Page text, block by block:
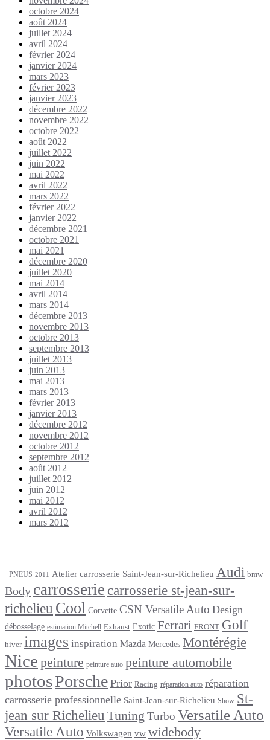
octobre 2024
août 2024
juillet 2024
avril 2024
février 2024
janvier 2024
mars 2023
février 2023
janvier 2023
décembre 2022
novembre 2022
octobre 2022
août 2022
juillet 2022
juin 2022
mai 2022
avril 2022
mars 2022
février 2022
janvier 2022
décembre 2021
octobre 2021
mai 2021
décembre 2020
juillet 2020
mai 2014
avril 2014
mars 2014
décembre 2013
novembre 2013
octobre 2013
septembre 2013
juillet 2013
juin 2013
mai 2013
mars 2013
février 2013
janvier 2013
décembre 2012
novembre 2012
octobre 2012
septembre 2012
août 2012
juillet 2012
juin 2012
mai 2012
avril 2012
mars 2012
+PNEUS 2011 Atelier carrosserie Saint-Jean-sur-Richelieu Audi bmw
Body carrosserie carrosserie st-jean-sur-
richelieu Cool Corvette CSN Versatile Auto Design
débosselage estimation Mitchell Exhaust Exotic Ferrari FRONT Golf
hiver images inspiration Mazda Mercedes Montérégie
Nice peinture peinture auto peinture automobile
photosPorsche Prior Racing réparation auto réparation
carrosserie professionnelle Saint-Jean-sur-Richelieu Show St-
jean sur Richelieu Tuning Turbo Versatile Auto
Versatile Auto Volkswagen vw widebody